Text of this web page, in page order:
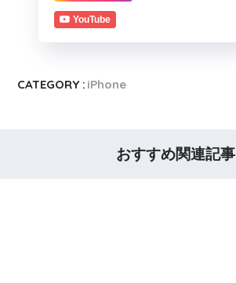
YouTube
CATEGORY : iPhone
おすすめ関連記事